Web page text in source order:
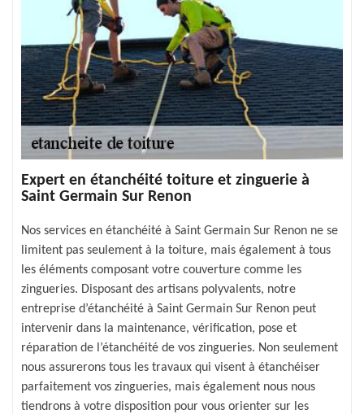
Expert en étanchéité toiture et zinguerie à
Saint Germain Sur Renon
Nos services en étanchéité à Saint Germain Sur Renon ne se
limitent pas seulement à la toiture, mais également à tous
les éléments composant votre couverture comme les
zingueries. Disposant des artisans polyvalents, notre
entreprise d’étanchéité à Saint Germain Sur Renon peut
intervenir dans la maintenance, vérification, pose et
réparation de l’étanchéité de vos zingueries. Non seulement
nous assurerons tous les travaux qui visent à étanchéiser
parfaitement vos zingueries, mais également nous nous
tiendrons à votre disposition pour vous orienter sur les